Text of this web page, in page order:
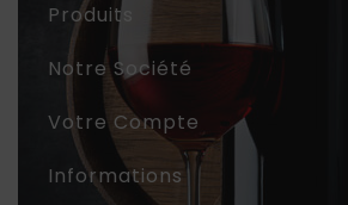
Produits
Notre Société
Votre Compte
Informations